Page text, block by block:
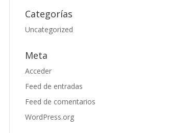
Categorías
Uncategorized
Meta
Acceder
Feed de entradas
Feed de comentarios
WordPress.org